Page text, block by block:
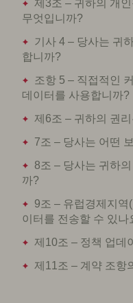
제3조 – 귀하의 개
무엇입니까?
기사 4 – 당사는 귀
합니까?
조항 5 – 직접적인
데이터를 사용합니까?
제6조 – 귀하의 권
7조 – 당사는 어떤
8조 – 당사는 귀하
까?
9조 – 유럽경제지역
이터를 전송할 수 있나
제10조 – 정책 업데
제11조 – 계약 조항